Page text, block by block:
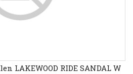
LAKEWOOD RIDE SANDAL W